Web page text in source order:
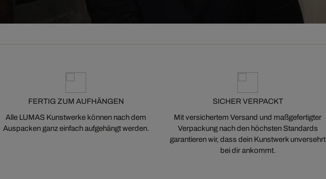
FERTIG ZUM AUFHÄNGEN
Alle LUMAS Kunstwerke können nach dem
Auspacken ganz einfach aufgehängt werden.
SICHER VERPACKT
Mit versichertem Versand und maßgefertigter
Verpackung nach den höchsten Standards
garantieren wir, dass dein Kunstwerk unversehrt
bei dir ankommt.